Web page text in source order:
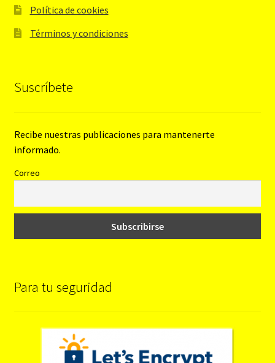
Política de cookies
Términos y condiciones
Suscríbete
Recibe nuestras publicaciones para mantenerte
informado.
Correo
Para tu seguridad